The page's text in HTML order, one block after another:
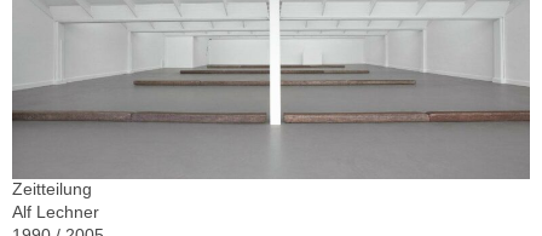
Zeitteilung
Alf Lechner